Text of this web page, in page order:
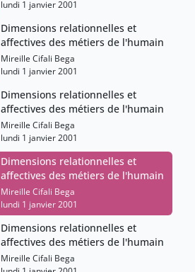
lundi 1 janvier 2001
Dimensions relationnelles et
affectives des métiers de l'humain
Mireille Cifali Bega
lundi 1 janvier 2001
Dimensions relationnelles et
affectives des métiers de l'humain
Mireille Cifali Bega
lundi 1 janvier 2001
Dimensions relationnelles et
affectives des métiers de l'humain
Mireille Cifali Bega
lundi 1 janvier 2001
Dimensions relationnelles et
affectives des métiers de l'humain
Mireille Cifali Bega